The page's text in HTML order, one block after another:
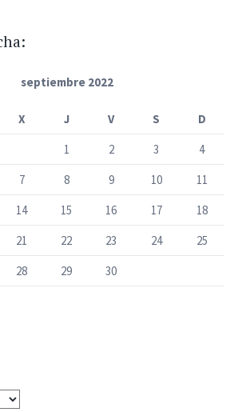
septiembre 2022
X J V S
D
1
2 3
4
7 8 9 10
11
14 15 16 17
18
21 22 23 24
25
28 29 30